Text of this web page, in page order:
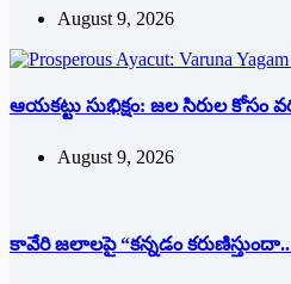
August 9, 2026
ఆయకట్టు సుభిక్షం: జల సిరుల కోసం
August 9, 2026
కావేరి జలాలపై “కన్నడం